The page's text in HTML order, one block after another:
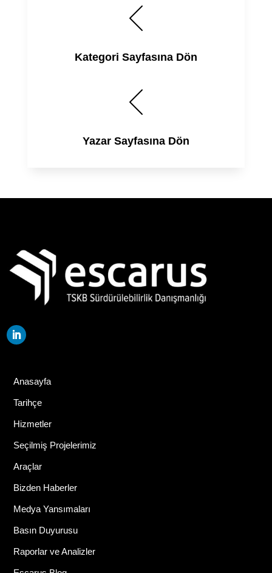
Kategori Sayfasına Dön
Yazar Sayfasına Dön
Anasayfa
Tarihçe
Hizmetler
Seçilmiş Projelerimiz
Araçlar
Bizden Haberler
Medya Yansımaları
Basın Duyurusu
Raporlar ve Analizler